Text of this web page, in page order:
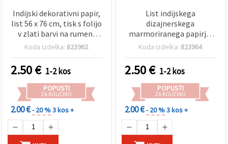
Indijski dekorativni papir,
list 56 x 76 cm, tisk s folijo
v zlati barvi na rumeni
podlagi, baročni cvetlični
– za scrapbooking,
izdelavo voščilnic,
DIY/naredi sam in darilno
zavijanje, HP34
Koda izdelka: 823962
2.50€ 1-2 kos
POPUSTI
ZA KOLIČINO
2.00 €- 20 %3 kos +
List indijskega
dizajnerskega
marmoriranega papirja,
vintage slog, z
vrtinčastim vzorcem, 120
g/m², 56 × 76 cm, za
scrapbooking, izdelavo
voščilnic, decoupage in
DIY ustvarjanje – HP36
Koda izdelka: 823964
2.50€ 1-2 kos
POPUSTI
ZA KOLIČINO
2.00 €- 20 %3 kos +